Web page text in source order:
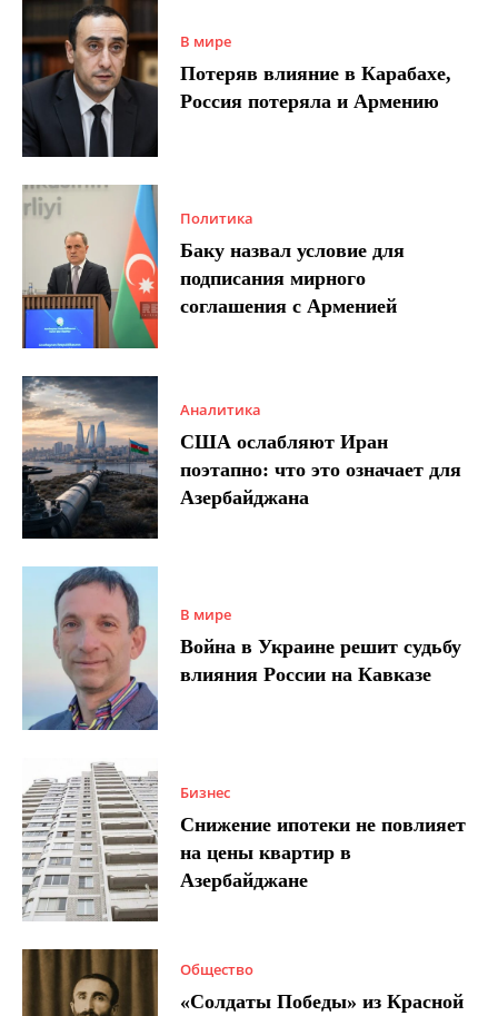
В мире
Потеряв влияние в Карабахе,
Россия потеряла и Армению
Политика
Баку назвал условие для
подписания мирного
соглашения с Арменией
Аналитика
США ослабляют Иран
поэтапно: что это означает для
Азербайджана
В мире
Война в Украине решит судьбу
влияния России на Кавказе
Бизнес
Снижение ипотеки не повлияет
на цены квартир в
Азербайджане
Общество
«Солдаты Победы» из Красной